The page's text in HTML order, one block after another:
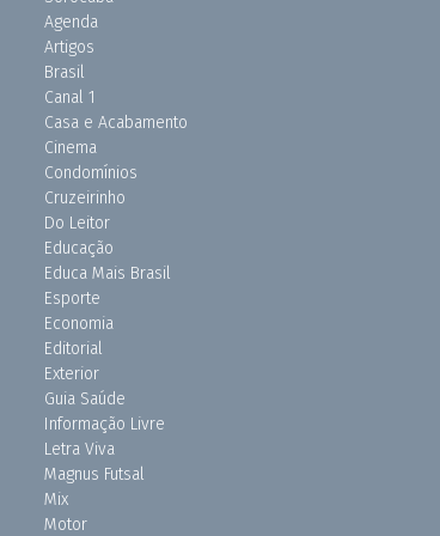
Agenda
Artigos
Brasil
Canal 1
Casa e Acabamento
Cinema
Condomínios
Cruzeirinho
Do Leitor
Educação
Educa Mais Brasil
Esporte
Economia
Editorial
Exterior
Guia Saúde
Informação Livre
Letra Viva
Magnus Futsal
Mix
Motor